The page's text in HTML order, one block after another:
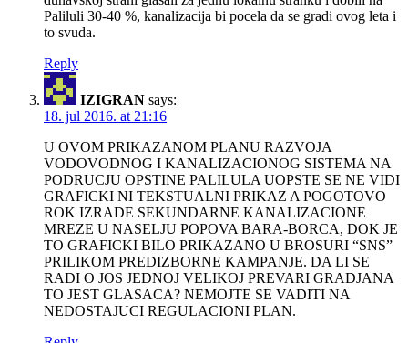
Paliluli 30-40 %, kanalizacija bi pocela da se gradi ovog leta i
to svuda.
Reply
IZIGRAN says:
18. jul 2016. at 21:16
U OVOM PRIKAZANOM PLANU RAZVOJA
VODOVODNOG I KANALIZACIONOG SISTEMA NA
PODRUCJU OPSTINE PALILULA UOPSTE SE NE VIDI
GRAFICKI NI TEKSTUALNI PRIKAZ A POGOTOVO
ROK IZRADE SEKUNDARNE KANALIZACIONE
MREZE U NASELJU POPOVA BARA-BORCA, DOK JE
TO GRAFICKI BILO PRIKAZANO U BROSURI “SNS”
PRILIKOM PREDIZBORNE KAMPANJE. DA LI SE
RADI O JOS JEDNOJ VELIKOJ PREVARI GRADJANA
TO JEST GLASACA? NEMOJTE SE VADITI NA
NEDOSTAJUCI REGULACIONI PLAN.